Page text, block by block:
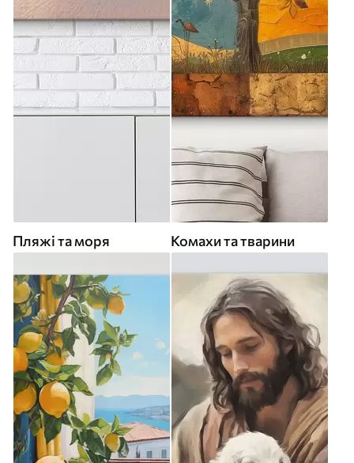
Пляжі та моря Комахи та тварини